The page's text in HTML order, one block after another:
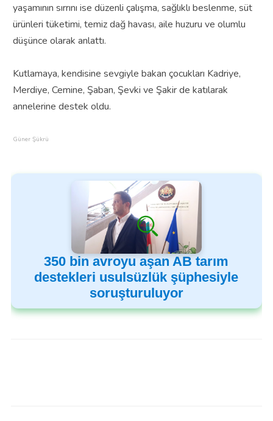
yaşamının sırrını ise düzenli çalışma, sağlıklı beslenme, süt
ürünleri tüketimi, temiz dağ havası, aile huzuru ve olumlu
düşünce olarak anlattı.
Kutlamaya, kendisine sevgiyle bakan çocukları Kadriye,
Merdiye, Cemine, Şaban, Şevki ve Şakir de katılarak
annelerine destek oldu.
Güner Şükrü
350 bin avroyu aşan AB tarım
destekleri usulsüzlük şüphesiyle
soruşturuluyor